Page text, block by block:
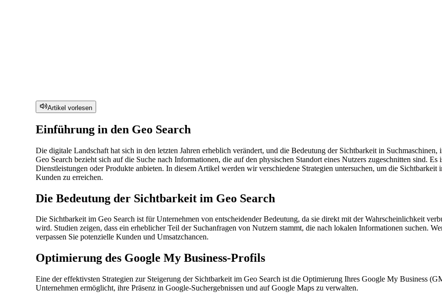
Artikel vorlesen
Einführung in den Geo Search
Die digitale Landschaft hat sich in den letzten Jahren erheblich verändert, und die Bedeutung der Sichtbarkeit in Suchmaschinen,
Geo Search bezieht sich auf die Suche nach Informationen, die auf den physischen Standort eines Nutzers zugeschnitten sind.
Dienstleistungen oder Produkte anbieten. In diesem Artikel werden wir verschiedene Strategien untersuchen, um die Sichtbarkeit
Kunden zu erreichen.
Die Bedeutung der Sichtbarkeit im Geo Search
Die Sichtbarkeit im Geo Search ist für Unternehmen von entscheidender Bedeutung, da sie direkt mit der Wahrscheinlichkeit
wird. Studien zeigen, dass ein erheblicher Teil der Suchanfragen von Nutzern stammt, die nach lokalen Informationen suchen.
verpassen Sie potenzielle Kunden und Umsatzchancen.
Optimierung des Google My Business-Profils
Eine der effektivsten Strategien zur Steigerung der Sichtbarkeit im Geo Search ist die Optimierung Ihres Google My Business
Unternehmen ermöglicht, ihre Präsenz in Google-Suchergebnissen und auf Google Maps zu verwalten.